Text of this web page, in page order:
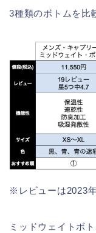
3種類のボトムを比
※レビューは2023
ミッドウェイトボ